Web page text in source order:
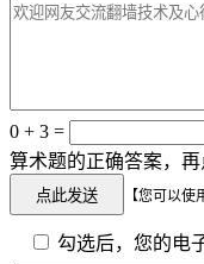
0 + 3 =
算术题的正确答案，
【您可以使
勾选后，您的电